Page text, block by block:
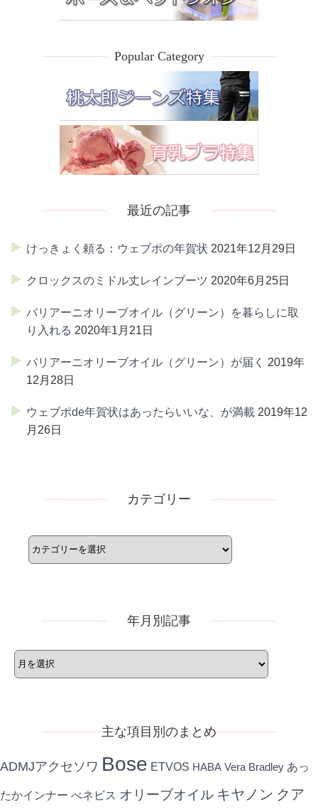
Popular Category
最近の記事
けっきょく頼る：ウェブポの年賀状 2021年12月29日
クロックスのミドル丈レインブーツ 2020年6月25日
バリアーニオリーブオイル（グリーン）を暮らしに取
り入れる 2020年1月21日
バリアーニオリーブオイル（グリーン）が届く
2019年
12月28日
ウェブポde年賀状はあったらいいな、が満載 2019年12
月26日
カテゴリー
年月別記事
主な項目別のまとめ
ADMJアクセソワ Bose ETVOS HABA Vera Bradley あっ
たかインナー べネビス オリーブオイル キヤノン クア